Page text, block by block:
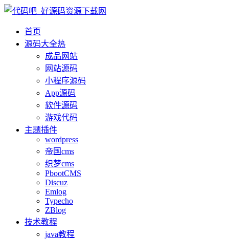
首页
源码大全热
成品网站
网站源码
小程序源码
App源码
软件源码
游戏代码
主题插件
wordpress
帝国cms
织梦cms
PbootCMS
Discuz
Emlog
Typecho
ZBlog
技术教程
java教程